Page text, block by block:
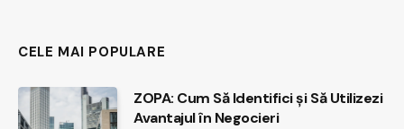
CELE MAI POPULARE
ZOPA: Cum Să Identifici și Să Utilizezi
Avantajul în Negocieri